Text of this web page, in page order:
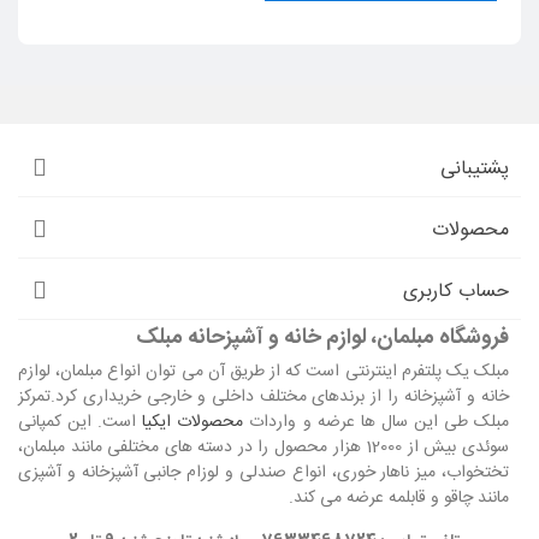
پشتیبانی
محصولات
حساب کاربری
فروشگاه مبلمان، لوازم خانه و آشپزحانه مبلک
مبلک یک پلتفرم اینترنتی است که از طریق آن می توان انواع مبلمان، لوازم
خانه و آشپزخانه را از برندهای مختلف داخلی و خارجی خریداری کرد.تمرکز
مبلک طی این سال ها عرضه و واردات محصولات ایکیااست. این کمپانی
سوئدی بیش از 12000 هزار محصول را در دسته های مختلفی مانند مبلمان،
تختخواب، میز ناهار خوری، انواع صندلی و لوزام جانبی آشپزخانه و آشپزی
مانند چاقو و قابلمه عرضه می کند.